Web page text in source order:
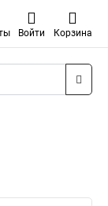
Войти Корзина